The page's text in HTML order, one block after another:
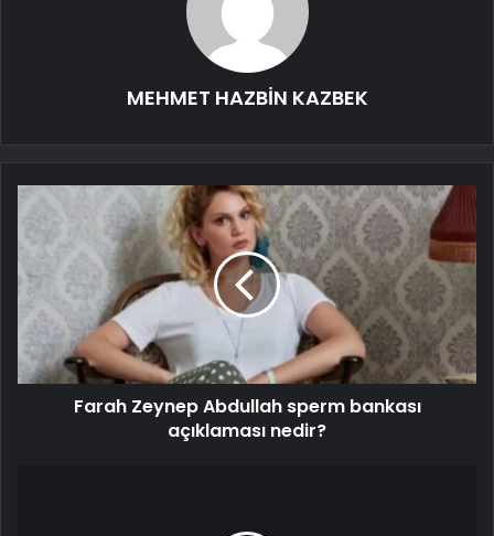
MEHMET HAZBİN KAZBEK
Farah Zeynep Abdullah sperm bankası
açıklaması nedir?